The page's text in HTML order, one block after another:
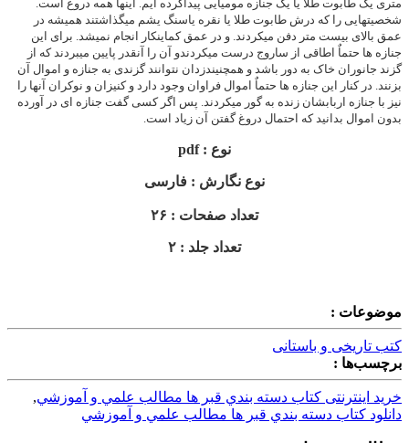
متری یک طابوت طلا یا یک جنازه مومیایی پیداکرده ایم. اینها همه دروغ است.
شخصیتهایی را که درش طابوت طلا یا نقره یاسنگ یشم میگذاشتند همیشه در
عمق بالای بیست متر دفن میکردند. و در عمق کماینکار انجام نمیشد. برای این
جنازه ها حتماٌ اطاقی از ساروج درست میکردندو آن را آنقدر پایین میبردند که از
گزند جانوران خاک به دور باشد و همچنیندزدان نتوانند گزندی به جنازه و اموال آن
بزنند. در کنار این جنازه ها حتماٌ اموال فراوان وجود دارد و کنیزان و نوکران آنها را
نیز با جنازه اربابشان زنده به گور میکردند. پس اگر کسی گفت جنازه ای در آورده
بدون اموال بدانید که احتمال دروغ گفتن آن زیاد است.
نوع : pdf
نوع نگارش : فارسی
تعداد صفحات : ۲۶
تعداد جلد : ۲
موضوعات :
کتب تاریخی و باستانی
برچسب‌ها :
خرید اینترنتی کتاب دسته بندي قبر ها مطالب علمي و آموزشي,
دانلود کتاب دسته بندي قبر ها مطالب علمي و آموزشي